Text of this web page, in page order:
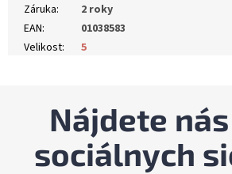
Záruka:
2 roky
EAN:
01038583
Velikost: 5
Nájdete
sociálnych